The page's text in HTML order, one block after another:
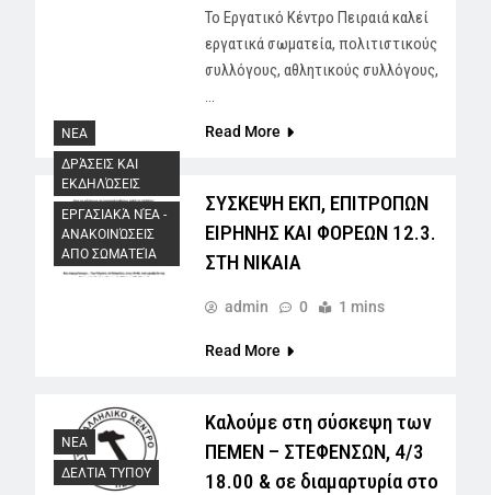
Το Εργατικό Κέντρο Πειραιά καλεί
εργατικά σωματεία, πολιτιστικούς
συλλόγους, αθλητικούς συλλόγους,
…
Read More
NEA
ΔΡΆΣΕΙΣ ΚΑΙ
ΕΚΔΗΛΏΣΕΙΣ
ΕΡΓΑΣΙΑΚΆ ΝΈΑ -
AΝΑΚΟΙΝΏΣΕΙΣ
ΑΠΟ ΣΩΜΑΤΕΊΑ
ΣΥΣΚΕΨΗ ΕΚΠ, ΕΠΙΤΡΟΠΩΝ
ΕΙΡΗΝΗΣ ΚΑΙ ΦΟΡΕΩΝ 12.3.
ΣΤΗ ΝΙΚΑΙΑ
admin 0 1 mins
Read More
NEA
ΔΕΛΤΙΑ ΤΥΠΟΥ
Καλούμε στη σύσκεψη των
ΠΕΜΕΝ – ΣΤΕΦΕΝΣΩΝ, 4/3
18.00 & σε διαμαρτυρία στο